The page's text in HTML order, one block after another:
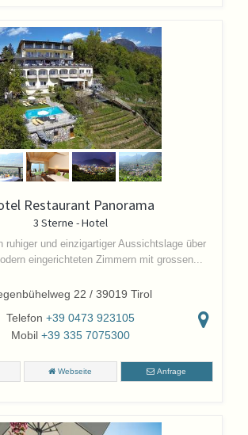
Restaurant Panorama
3 Sterne - Hotel
ruhiger und einzigartiger Aussichtslage über
eingerichteten Zimmern mit grossen...
22 / 39019 Tirol
Telefon +39 0473 923105
Mobil +39 335 7075300
Webseite Anfrage